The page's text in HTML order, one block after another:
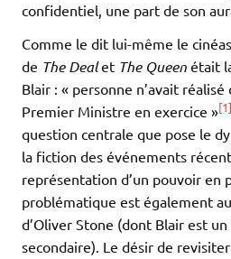
confidentiel, une part de son
Comme le dit lui-même le
de The Dealet The Queen était
Blair : « personne n’avait
Premier Ministre en exercice »[1]
question centrale que pose le
la fiction des événements
représentation d’un pouvoir en
problématique est également
d’Oliver Stone (dont Blair est
secondaire). Le désir de